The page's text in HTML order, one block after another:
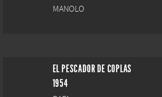
MANOLO
EL PESCADOR DE COPLAS
1954